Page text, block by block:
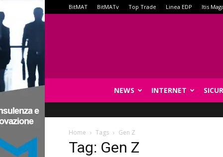
BitMAT BitMATv Top Trade Linea EDP Itis
NEWS INTERNET
Home Tags Gen Z
Tag: Gen Z